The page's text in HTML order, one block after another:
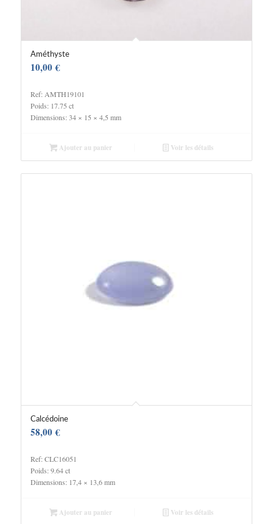
Améthyste
10,00€
Ref: AMTH19101
Poids: 17.75 ct
Dimensions: 34 × 15 × 4,5 mm
Ajouter au panier Voir les détails
Calcédoine
58,00€
Ref: CLC16051
Poids: 9.64 ct
Dimensions: 17,4 × 13,6 mm
Ajouter au panier Voir les détails